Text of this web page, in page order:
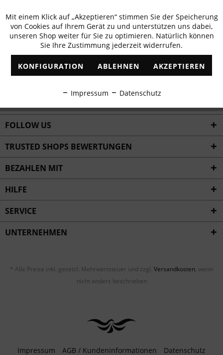
E-MAIL
Noch Fragen? Unser Kundenservice hilft Ihnen gerne!
Schreiben Sie eine Nachricht an:
FOLLOW US
TRUSTED SHOPS BEWERTUNGEN
BEZAHLEN MIT
HILFE
SERVICE
UNTERNEHMEN
* Alle Preise inkl. gesetzl. Mehrwertsteuer und zzgl. Versandkosten, wenn
nicht anders beschrieben
Impressum AGB / Kundeninformationen Datenschutz
Funktionale Aktiv
Marketing Inaktiv
Tracking Inaktiv
Personalisierung Inaktiv
Service Inaktiv
Mit einem Klick auf „Akzeptieren“ stimmen Sie der Speicherung
von Cookies auf Ihrem Gerät zu und unterstützen uns dabei,
unseren Shop weiter für Sie zu optimieren. Natürlich können
Sie Ihre Zustimmung jederzeit widerrufen.
KONFIGURATION ABLEHNEN AKZEPTIEREN
Impressum Datenschutz